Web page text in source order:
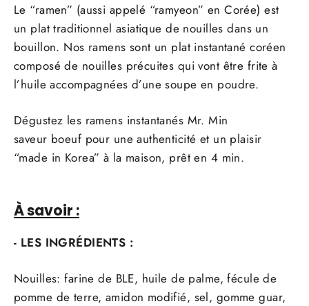
Le “ramen” (aussi appelé “ramyeon” en Corée) est
un plat traditionnel asiatique de nouilles dans un
bouillon. Nos ramens sont un plat instantané coréen
composé de nouilles précuites qui vont être frite à
l’huile accompagnées d’une soupe en poudre.
Dégustez les ramens instantanés Mr. Min
saveur boeuf pour une authenticité et un plaisir
“made in Korea” à la maison, prêt en 4 min.
À savoir :
- LES INGRÉDIENTS :
Nouilles: farine de BLE, huile de palme, fécule de
pomme de terre, amidon modifié, sel, gomme guar,